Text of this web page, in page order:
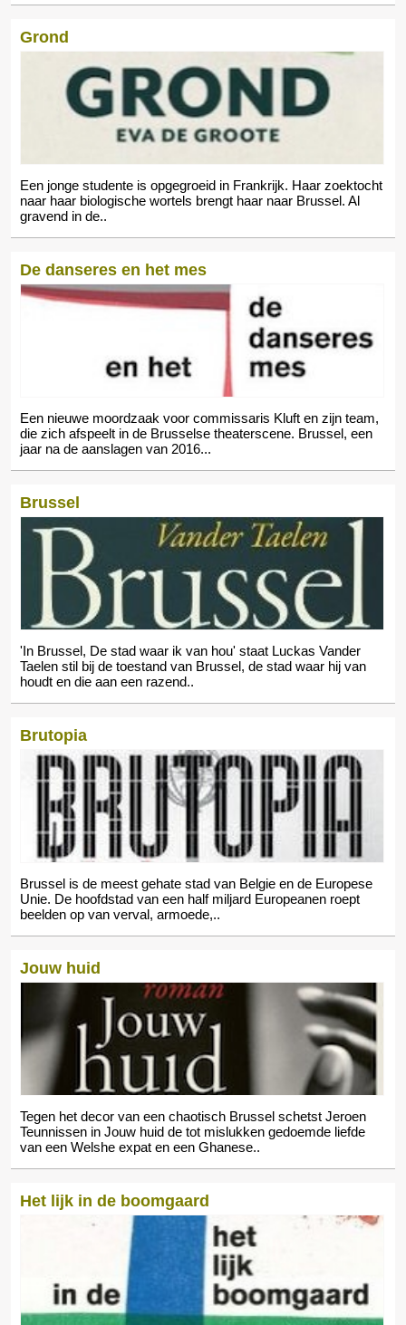
Grond
Een jonge studente is opgegroeid in Frankrijk. Haar zoektocht
naar haar biologische wortels brengt haar naar Brussel. Al
gravend in de..
De danseres en het mes
Een nieuwe moordzaak voor commissaris Kluft en zijn team,
die zich afspeelt in de Brusselse theaterscene. Brussel, een
jaar na de aanslagen van 2016...
Brussel
'In Brussel, De stad waar ik van hou' staat Luckas Vander
Taelen stil bij de toestand van Brussel, de stad waar hij van
houdt en die aan een razend..
Brutopia
Brussel is de meest gehate stad van Belgie en de Europese
Unie. De hoofdstad van een half miljard Europeanen roept
beelden op van verval, armoede,..
Jouw huid
Tegen het decor van een chaotisch Brussel schetst Jeroen
Teunnissen in Jouw huid de tot mislukken gedoemde liefde
van een Welshe expat en een Ghanese..
Het lijk in de boomgaard